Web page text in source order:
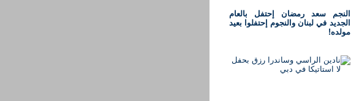
النجم سعد رمضان إحتفل بالعام
الجديد في لبنان والنجوم إحتفلوا بعيد
مولده!